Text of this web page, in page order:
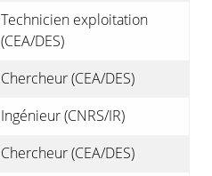
Technicien exploitation
(CEA/DES)
Chercheur (CEA/DES)
Ingénieur (CNRS/IR)
Chercheur (CEA/DES)